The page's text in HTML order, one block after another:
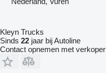
Kleyn Trucks
Sinds 22 jaar bij Autoline
Contact opnemen met verkoper